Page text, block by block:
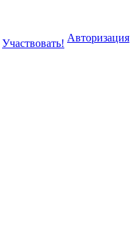
Участвовать! Авторизация